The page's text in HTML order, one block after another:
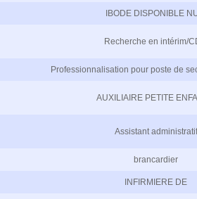
IBODE DISPONIBLE
Recherche en intérim/
Professionnalisation pour poste de
AUXILIAIRE PETITE
Assistant administratif
brancardier
INFIRMIERE DE